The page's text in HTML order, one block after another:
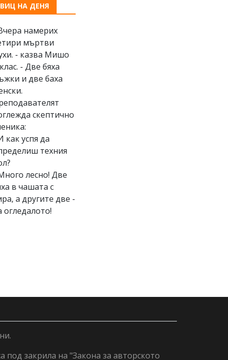
ВИЦ НА ДЕНЯ
намерих
мъртви
- казва Мишо
- Две бяха
и две баха
скептично
как успя да
техния
лесно! Две
в чашата с
а другите две -
огледалото!
под закрила на "Закона за авторското